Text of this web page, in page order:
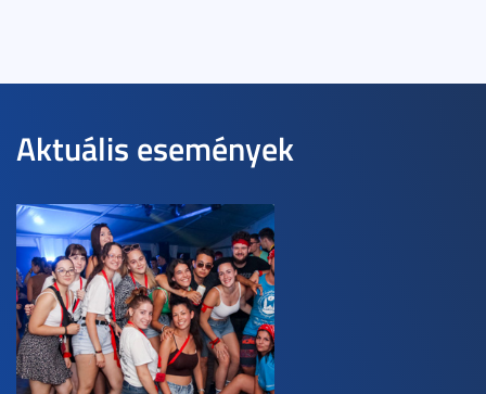
Aktuális események